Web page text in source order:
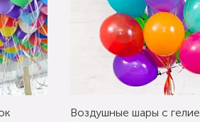
Воздушные шары с